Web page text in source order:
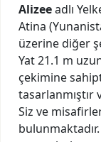
Alizeeadlı
Atina
üzerine diğer
Yat 21.1 m
çekimine
Siz ve